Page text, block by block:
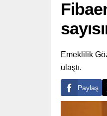
Emeklilik
ulaştı.
Paylaş